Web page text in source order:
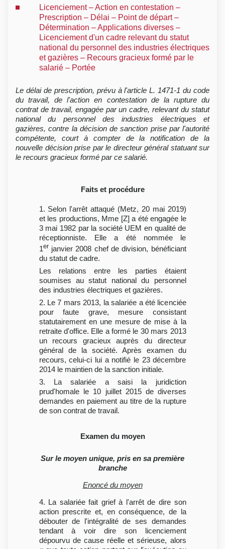
Licenciement – Action en contestation –
Prescription – Délai – Point de départ –
Détermination – Applications diverses –
Licenciement d'un cadre relevant du statut
national du personnel des industries électriques
et gazières – Recours gracieux formé par le
salarié – Portée
Le délai de prescription, prévu à l'article L. 1471-1 du code
du travail, de l'action en contestation de la rupture du
contrat de travail, engagée par un cadre, relevant du statut
national du personnel des industries électriques et
gazières, contre la décision de sanction prise par l'autorité
compétente, court à compter de la notification de la
nouvelle décision prise par le directeur général statuant sur
le recours gracieux formé par ce salarié.
Faits et procédure
1. Selon l'arrêt attaqué (Metz, 20 mai 2019)
et les productions, Mme [Z] a été engagée le
3 mai 1982 par la société UEM en qualité de
réceptionniste. Elle a été nommée le
1er janvier 2008 chef de division, bénéficiant
du statut de cadre.
Les relations entre les parties étaient
soumises au statut national du personnel
des industries électriques et gazières.
2. Le 7 mars 2013, la salariée a été licenciée
pour faute grave, mesure consistant
statutairement en une mesure de mise à la
retraite d'office. Elle a formé le 30 mars 2013
un recours gracieux auprès du directeur
général de la société. Après examen du
recours, celui-ci lui a notifié le 23 décembre
2014 le maintien de la sanction initiale.
3. La salariée a saisi la juridiction
prud'homale le 10 juillet 2015 de diverses
demandes en paiement au titre de la rupture
de son contrat de travail.
Examen du moyen
Sur le moyen unique, pris en sa première
branche
Enoncé du moyen
4. La salariée fait grief à l'arrêt de dire son
action prescrite et, en conséquence, de la
débouter de l'intégralité de ses demandes
tendant à voir dire son licenciement
dépourvu de cause réelle et sérieuse, alors